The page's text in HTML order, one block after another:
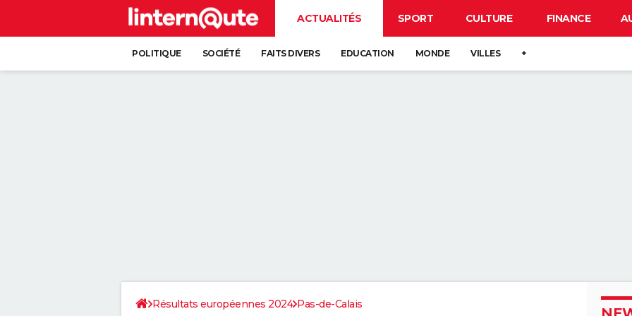
ACTUALITÉS SPORT CULTURE FINANCE
POLITIQUE SOCIÉTÉ FAITS DIVERS EDUCATION MONDE VILLES +
Résultats européennes 2024 Pas-de-Calais